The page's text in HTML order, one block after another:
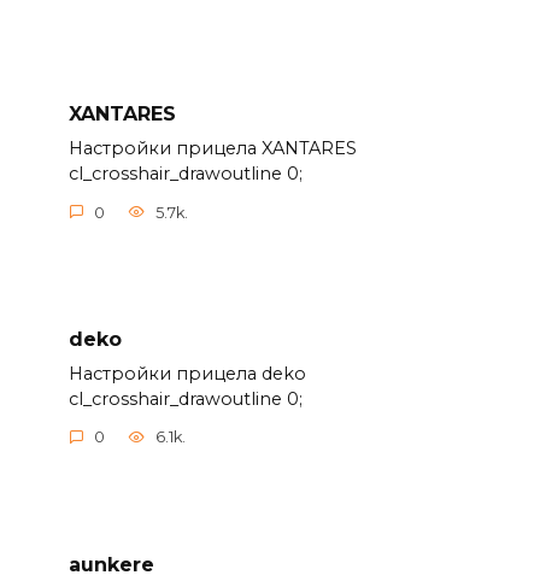
XANTARES
Настройки прицела XANTARES
cl_crosshair_drawoutline 0;
0 5.7k.
deko
Настройки прицела deko
cl_crosshair_drawoutline 0;
0 6.1k.
aunkere